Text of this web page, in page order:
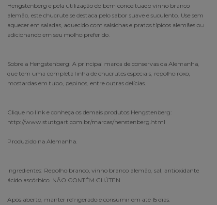
Hengstenberg e pela utilização do bem conceituado vinho branco
alemão, este chucrute se destaca pelo sabor suave e suculento. Use sem
aquecer em saladas, aquecido com salsichas e pratos típicos alemães ou
adicionando em seu molho preferido.
Sobre a Hengstenberg: A principal marca de conservas da Alemanha,
que tem uma completa linha de chucrutes especiais, repolho roxo,
mostardas em tubo, pepinos, entre outras delícias.
Clique no link e conheça os demais produtos Hengstenberg:
http://www.stuttgart.com.br/marcas/henstenberg.html
Produzido na Alemanha.
Ingredientes: Repolho branco, vinho branco alemão, sal, antioxidante
ácido ascórbico. NÃO CONTÉM GLÚTEN.
Após aberto, manter refrigerado e consumir em até 15 dias.